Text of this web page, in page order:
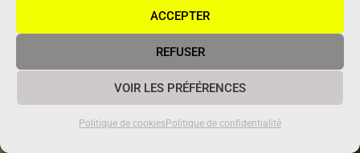
ACCEPTER
REFUSER
VOIR LES PRÉFÉRENCES
Politique de cookiesPolitique de confidentialité